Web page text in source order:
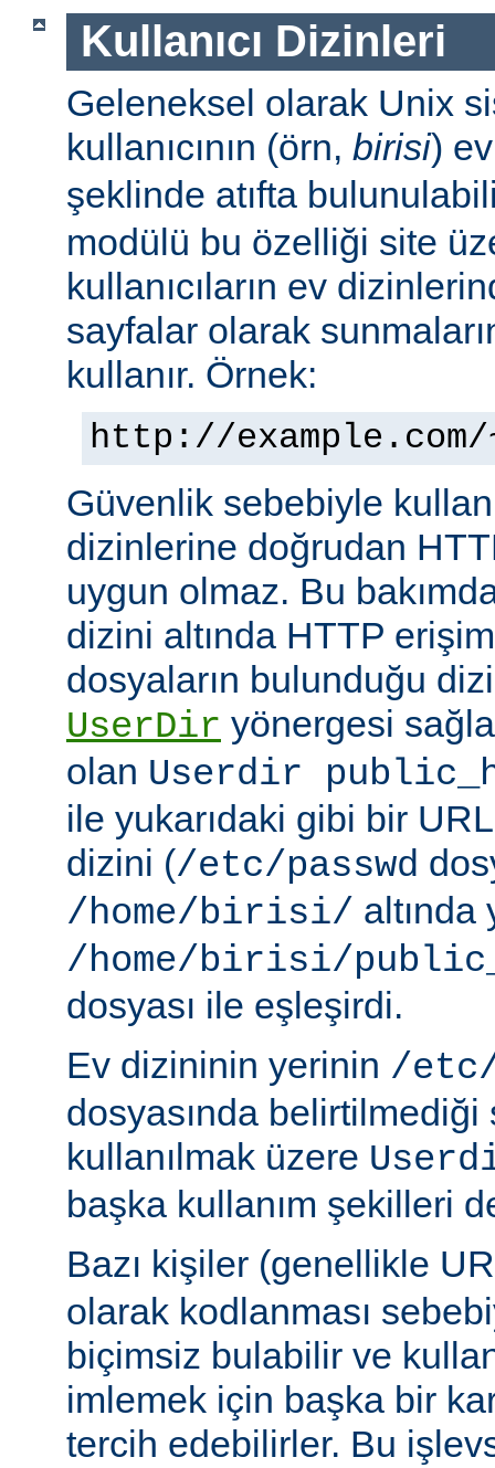
Kullanıcı Dizinleri
Geleneksel olarak Unix
kullanıcının (örn, birisi)
şeklinde atıfta
modülü bu özelliği site
kullanıcıların ev
sayfalar olarak
kullanır. Örnek:
http://
Güvenlik sebebiyle
dizinlerine doğrudan
uygun olmaz. Bu
dizini altında HTTP
dosyaların bulunduğu
UserDir yönergesi
olan Userdir
ile yukarıdaki gibi bir URL
dizini (/etc/passwd
/home/birisi/ altında
/home/birisi/
dosyası ile eşleşirdi.
Ev dizininin yerinin /etc/
dosyasında belirtilmediği
kullanılmak üzere
başka kullanım şekilleri
Bazı kişiler (genellikle
olarak kodlanması
biçimsiz bulabilir ve
imlemek için başka bir
tercih edebilirler. Bu